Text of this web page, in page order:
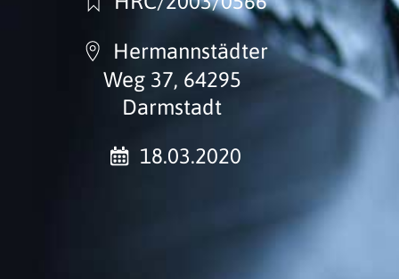
Hermannstädter
Weg 37, 64295
Darmstadt
18.03.2020